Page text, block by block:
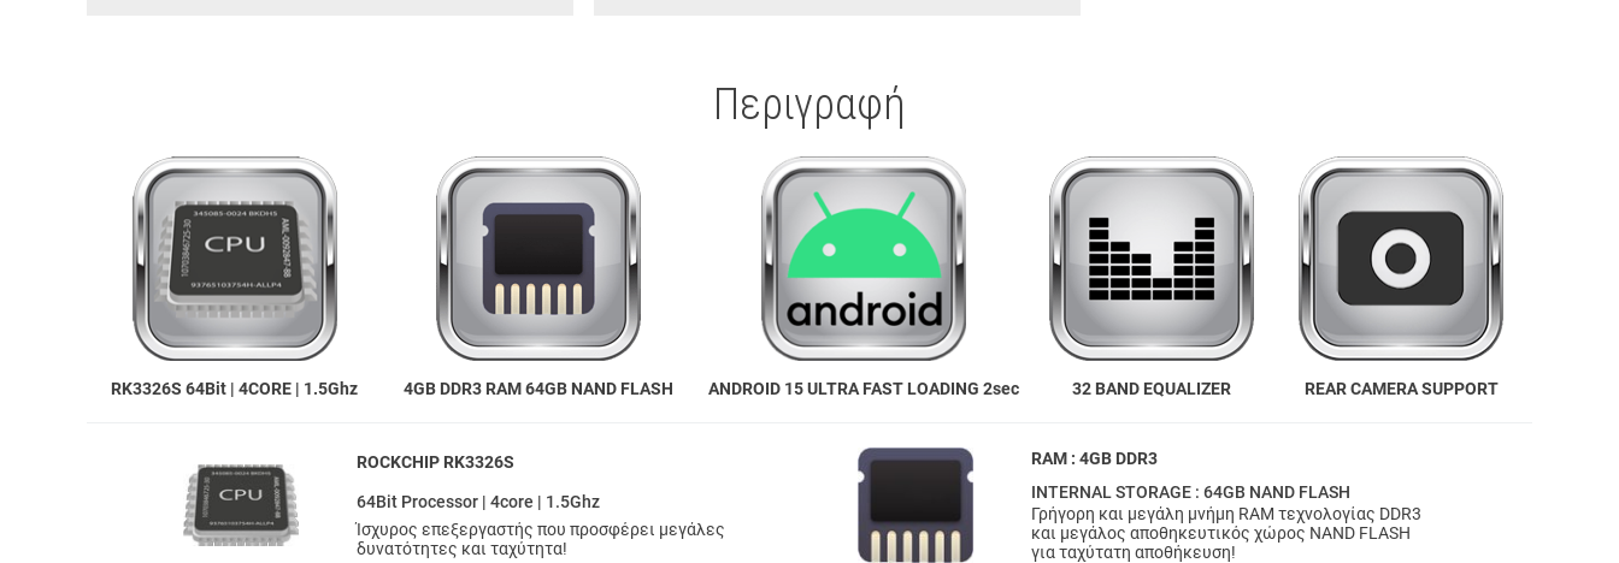
Περιγραφή
RK3326S 64Bit | 4CORE | 1.5Ghz 4GB DDR3 RAM 64GB NAND FLASH ANDROID 15 ULTRA FAST LOADING 2sec 32 BAND EQUALIZER REAR CAMERA SUPPORT
ROCKCHIP RK3326S
64Bit Processor | 4core | 1.5Ghz
Ίσχυρος επεξεργαστής που προσφέρει μεγάλες
δυνατότητες και ταχύτητα!
RAM : 4GB DDR3
INTERNAL STORAGE : 64GB NAND FLASH
Γρήγορη και μεγάλη μνήμη RAM τεχνολογίας DDR3
και μεγάλος αποθηκευτικός χώρος NAND FLASH
για ταχύτατη αποθήκευση!